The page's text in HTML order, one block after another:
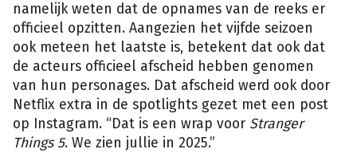
namelijk weten dat de opnames van de reeks er
officieel opzitten. Aangezien het vijfde seizoen
ook meteen het laatste is, betekent dat ook dat
de acteurs officieel afscheid hebben genomen
van hun personages. Dat afscheid werd ook door
Netflix extra in de spotlights gezet met een post
op Instagram. “Dat is een wrap voor Stranger
Things 5. We zien jullie in 2025.”